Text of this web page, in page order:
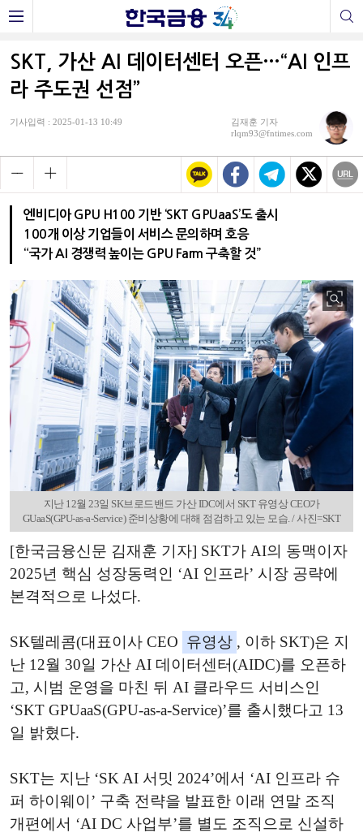
SKT, 가산 AI 데이터센터 오픈…“AI 인프
라 주도권 선점”
기사입력 : 2025-01-13 10:49
김재훈 기자
rlqm93@fntimes.com
엔비디아 GPU H100 기반 ‘SKT GPUaaS’도 출시
100개 이상 기업들이 서비스 문의하며 호응
“국가 AI 경쟁력 높이는 GPU Farm 구축할 것”
지난 12월 23일 SK브로드밴드 가산 IDC에서 SKT 유영상 CEO가
GUaaS(GPU-as-a-Service) 준비상황에 대해 점검하고 있는 모습. / 사진=SKT
[한국금융신문 김재훈 기자] SKT가 AI의 동맥이자
2025년 핵심 성장동력인 ‘AI 인프라’ 시장 공략에
본격적으로 나섰다.
SK텔레콤(대표이사 CEO 유영상 , 이하 SKT)은 지
난 12월 30일 가산 AI 데이터센터(AIDC)를 오픈하
고, 시범 운영을 마친 뒤 AI 클라우드 서비스인
‘SKT GPUaaS(GPU-as-a-Service)’를 출시했다고 13
일 밝혔다.
SKT는 지난 ‘SK AI 서밋 2024’에서 ‘AI 인프라 슈
퍼 하이웨이’ 구축 전략을 발표한 이래 연말 조직
개편에서 ‘AI DC 사업부’를 별도 조직으로 신설하